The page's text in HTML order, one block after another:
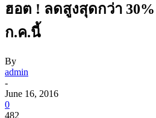
ฮอต ! ลดสูงสุดกว่า
ก.ค.นี้
By
admin
-
June 16, 2016
0
482